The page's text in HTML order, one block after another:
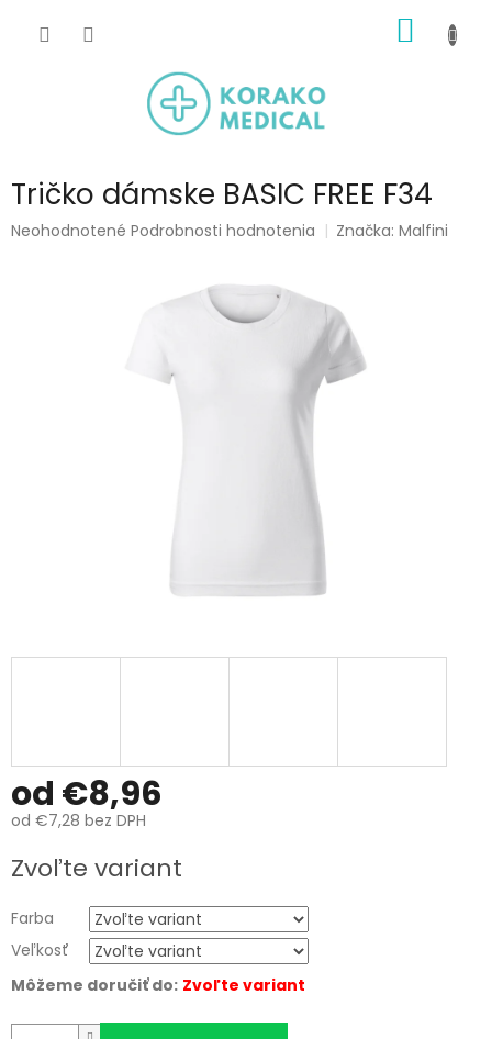
KOŠÍK
Tričko dámske BASIC FREE F34
Priemerné
Neohodnotené Podrobnosti hodnotenia Značka:Malfini
od €8,96
od €7,28 bez DPH
cena:
Zvoľte variant
Farba
Veľkosť
Môžeme doručiť do: Zvoľte variant